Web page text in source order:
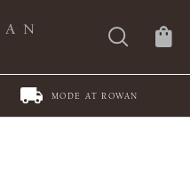
MODE AT ROWAN